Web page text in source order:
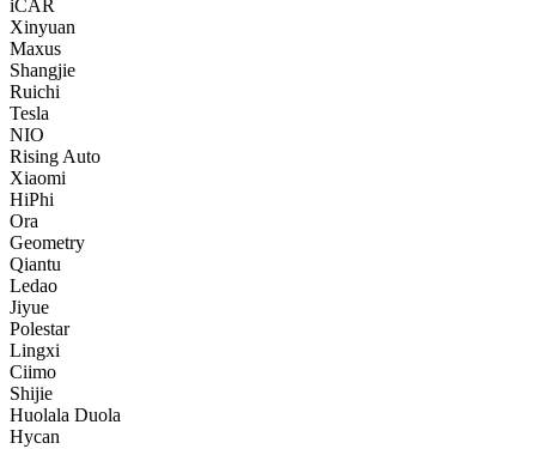
iCAR
Xinyuan
Maxus
Shangjie
Ruichi
Tesla
NIO
Rising Auto
Xiaomi
HiPhi
Ora
Geometry
Qiantu
Ledao
Jiyue
Polestar
Lingxi
Ciimo
Shijie
Huolala Duola
Hycan